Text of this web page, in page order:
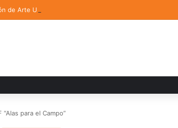
de Arte UDLAP fortalece su acervo con nuevas obras
para el Campo”